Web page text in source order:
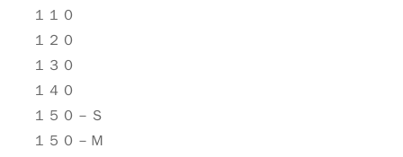
１１０
１２０
１３０
１４０
１５０－Ｓ
１５０－Ｍ